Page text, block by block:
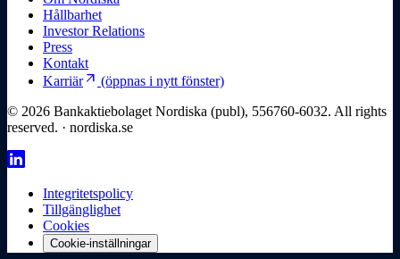
Hållbarhet
Investor Relations
Press
Kontakt
Karriärarrow_outward (öppnas i nytt fönster)
© 2026 Bankaktiebolaget Nordiska (publ), 556760-6032. All rights
reserved. · nordiska.se
Integritetspolicy
Tillgänglighet
Cookies
Cookie-inställningar